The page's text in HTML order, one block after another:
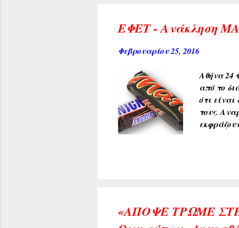
ημέρες
ΕΦΕΤ - Ανάκληση
Φεβρουαρίου 25, 2016
Αθήνα 24
από το
ότι
τους.
«ΑΠΟΨΕ ΤΡΩΜΕ